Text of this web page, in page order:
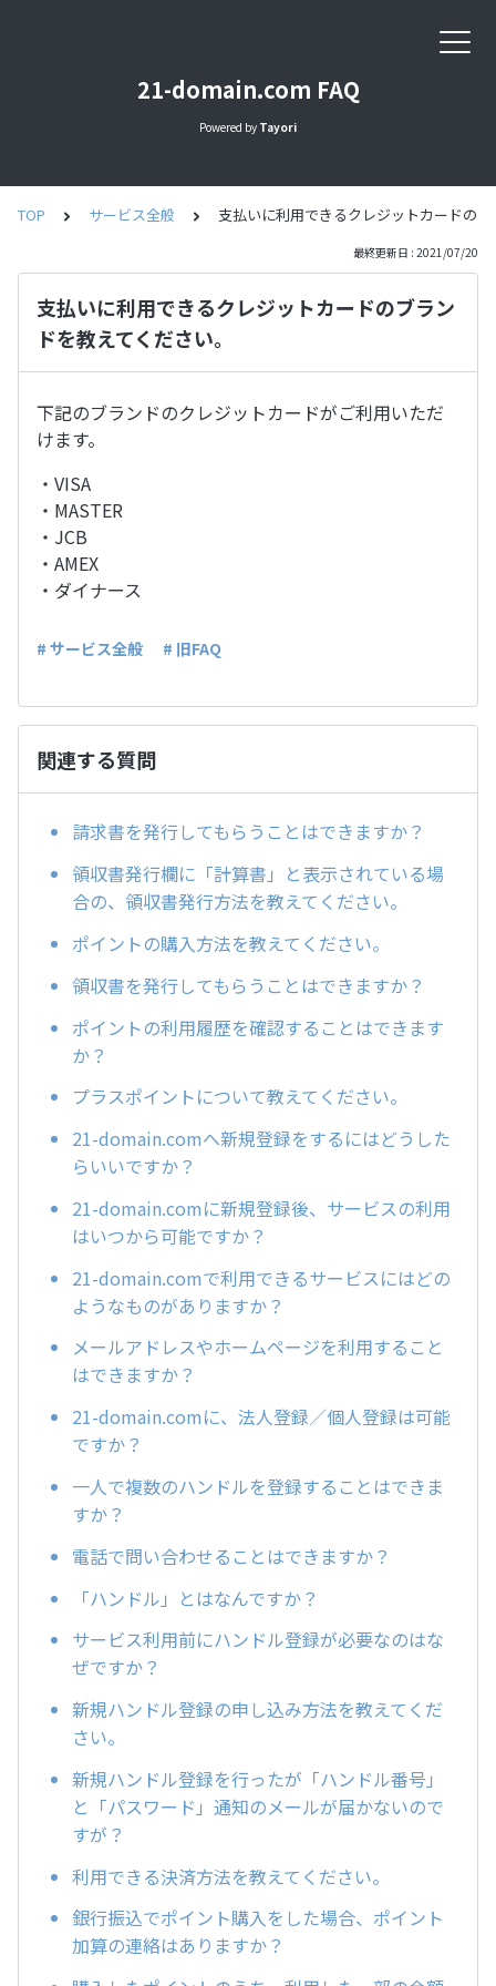
21-domain.com FAQ
Powered by Tayori
TOP サービス全般 支払いに利用できるクレジットカードの
最終更新日 : 2021/07/20
支払いに利用できるクレジットカードのブラン
ドを教えてください。
下記のブランドのクレジットカードがご利用いただ
けます。
・VISA
・MASTER
・JCB
・AMEX
・ダイナース
# サービス全般 # 旧FAQ
関連する質問
請求書を発行してもらうことはできますか？
領収書発行欄に「計算書」と表示されている場
合の、領収書発行方法を教えてください。
ポイントの購入方法を教えてください。
領収書を発行してもらうことはできますか？
ポイントの利用履歴を確認することはできます
か？
プラスポイントについて教えてください。
21-domain.comへ新規登録をするにはどうした
らいいですか？
21-domain.comに新規登録後、サービスの利用
はいつから可能ですか？
21-domain.comで利用できるサービスにはどの
ようなものがありますか？
メールアドレスやホームページを利用すること
はできますか？
21-domain.comに、法人登録／個人登録は可能
ですか？
一人で複数のハンドルを登録することはできま
すか？
電話で問い合わせることはできますか？
「ハンドル」とはなんですか？
サービス利用前にハンドル登録が必要なのはな
ぜですか？
新規ハンドル登録の申し込み方法を教えてくだ
さい。
新規ハンドル登録を行ったが「ハンドル番号」
と「パスワード」通知のメールが届かないので
すが？
利用できる決済方法を教えてください。
銀行振込でポイント購入をした場合、ポイント
加算の連絡はありますか？